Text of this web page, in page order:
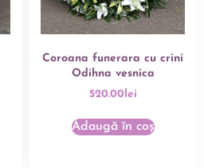
Coroana funerara cu crini
Odihna vesnica
520.00lei
Adaugă în coș